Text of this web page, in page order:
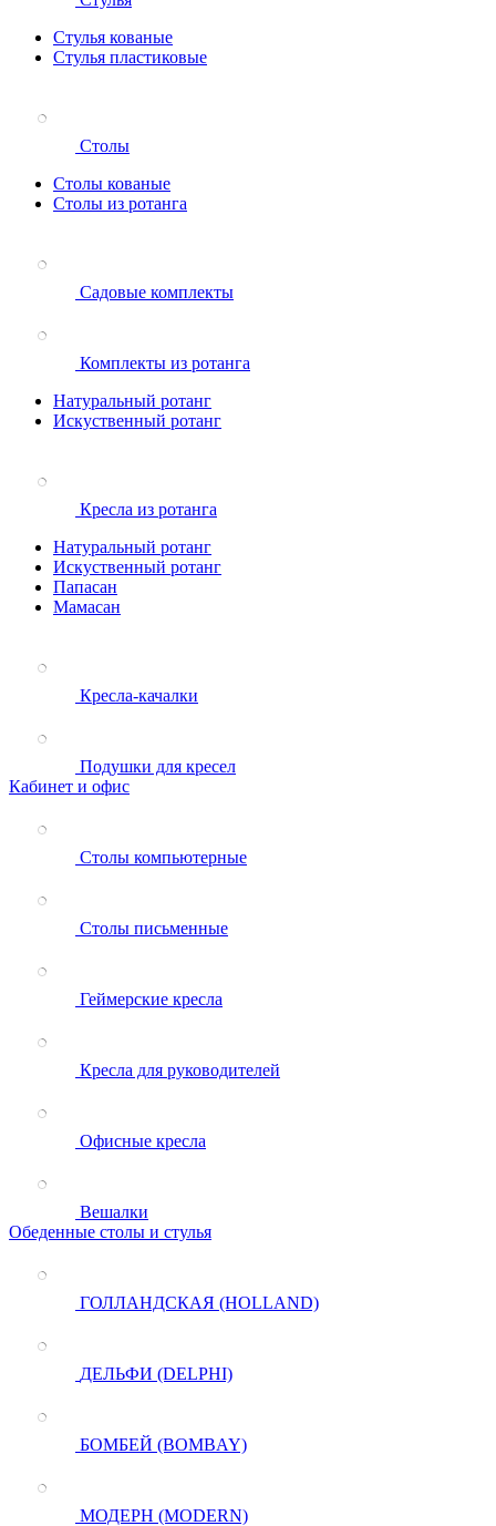
Стулья кованые
Стулья пластиковые
Столы
Столы кованые
Столы из ротанга
Садовые комплекты
Комплекты из ротанга
Натуральный ротанг
Искуственный ротанг
Кресла из ротанга
Натуральный ротанг
Искуственный ротанг
Папасан
Мамасан
Кресла-качалки
Подушки для кресел
Кабинет и офис
Столы компьютерные
Столы письменные
Геймерские кресла
Кресла для руководителей
Офисные кресла
Вешалки
Обеденные столы и стулья
ГОЛЛАНДСКАЯ (HOLLAND)
ДЕЛЬФИ (DELPHI)
БОМБЕЙ (BOMBAY)
МОДЕРН (MODERN)